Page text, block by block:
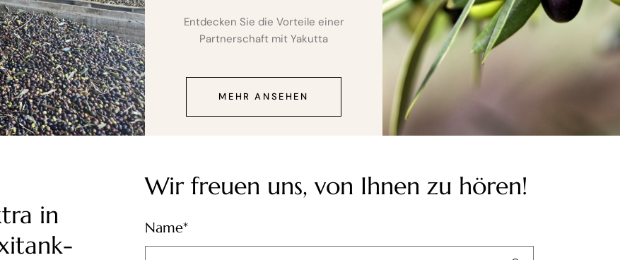
Entdecken Sie die Vorteile einer
Partnerschaft mit Yakutta
MEHR ANSEHEN
in
Wir freuen uns, von Ihnen zu hören!
Name*